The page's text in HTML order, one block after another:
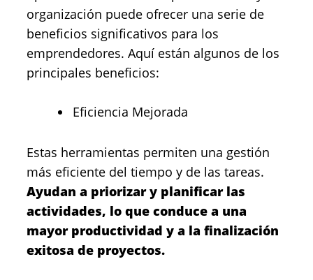
organización puede ofrecer una serie de
beneficios significativos para los
emprendedores. Aquí están algunos de los
principales beneficios:
Eficiencia Mejorada
Estas herramientas permiten una gestión
más eficiente del tiempo y de las tareas.
Ayudan a priorizar y planificar las
actividades, lo que conduce a una
mayor productividad y a la finalización
exitosa de proyectos.